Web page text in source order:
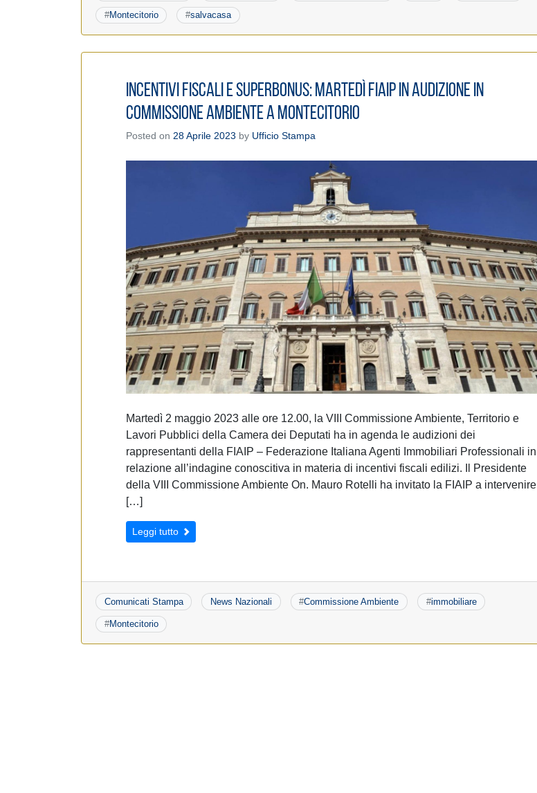
#Montecitorio #salvacasa
Incentivi fiscali e Superbonus: Martedì Fiaip in Audizione in
Commissione Ambiente a Montecitorio
Posted on 28 Aprile 2023 by Ufficio Stampa
Martedì 2 maggio 2023 alle ore 12.00, la VIII Commissione Ambiente, Territorio e
Lavori Pubblici della Camera dei Deputati ha in agenda le audizioni dei
rappresentanti della FIAIP – Federazione Italiana Agenti Immobiliari Professionali in
relazione all’indagine conoscitiva in materia di incentivi fiscali edilizi. Il Presidente
della VIII Commissione Ambiente On. Mauro Rotelli ha invitato la FIAIP a intervenire
[…]
Leggi tutto
Comunicati Stampa News Nazionali #Commissione Ambiente #immobiliare
#Montecitorio